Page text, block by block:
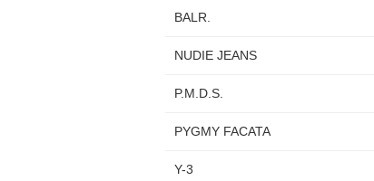
BALR.
NUDIE JEANS
P.M.D.S.
PYGMY FACATA
Y-3